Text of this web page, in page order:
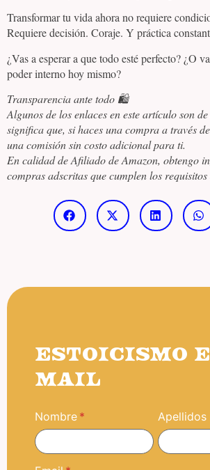
Transformar tu vida ahora no requiere
Requiere decisión. Coraje. Y práctica
¿Vas a esperar a que todo esté perfecto? ¿O
poder interno hoy mismo?
Transparencia ante todo 🛍️
Algunos de los enlaces en este artículo son
significa que, si haces una compra a través
una comisión sin costo adicional para ti.
En calidad de Afiliado de Amazon, obtengo
compras adscritas que cumplen los
ESTOICISMO
MAIL
Nombre Apellidos